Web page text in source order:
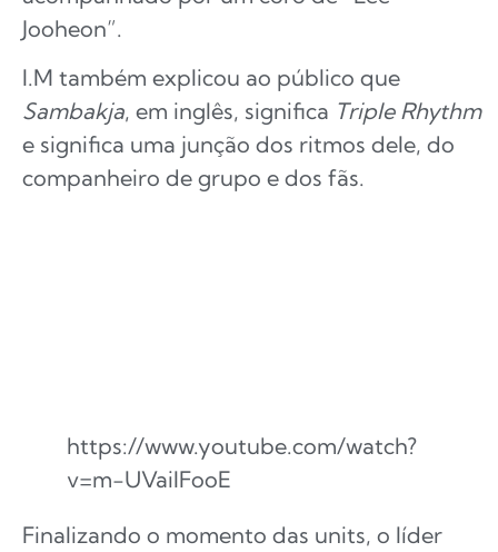
Jooheon”.
I.M também explicou ao público que
Sambakja, em inglês, significa Triple Rhythm
e significa uma junção dos ritmos dele, do
companheiro de grupo e dos fãs.
https://www.youtube.com/watch?
v=m-UVaiIFooE
Finalizando o momento das units, o líder